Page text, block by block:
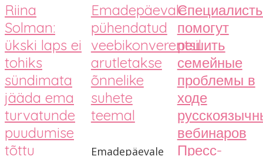
Riina
Solman:
ükski laps ei
tohiks
sündimata
jääda ema
turvatunde
puudumise
tõttu
Emadepäevale
pühendatud
veebikonverentsil
arutletakse
õnnelike
suhete
teemal
Emadepäevale
помогут
решить
семейные
проблемы в
ходе
вебинаров
Пресс-